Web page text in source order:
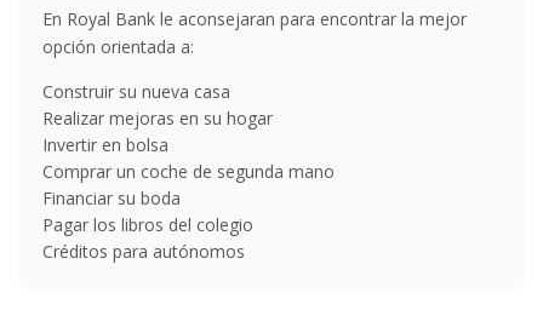
En Royal Bank le aconsejaran para encontrar la mejor
opción orientada a:
Construir su nueva casa
Realizar mejoras en su hogar
Invertir en bolsa
Comprar un coche de segunda mano
Financiar su boda
Pagar los libros del colegio
Créditos para autónomos